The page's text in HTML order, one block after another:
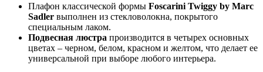
Плафон классической формы Foscarini Twiggy by Marc
Sadler выполнен из стекловолокна, покрытого
специальным лаком.
Подвесная люстра производится в четырех основных
цветах – черном, белом, красном и желтом, что делает ее
универсальной при выборе любого интерьера.